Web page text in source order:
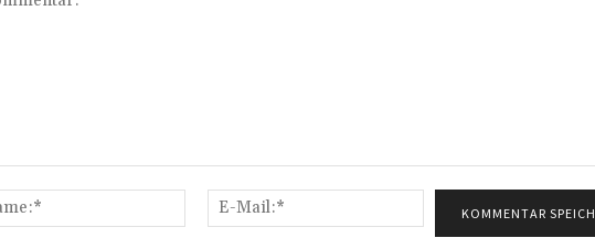
Name:*
Mail:*